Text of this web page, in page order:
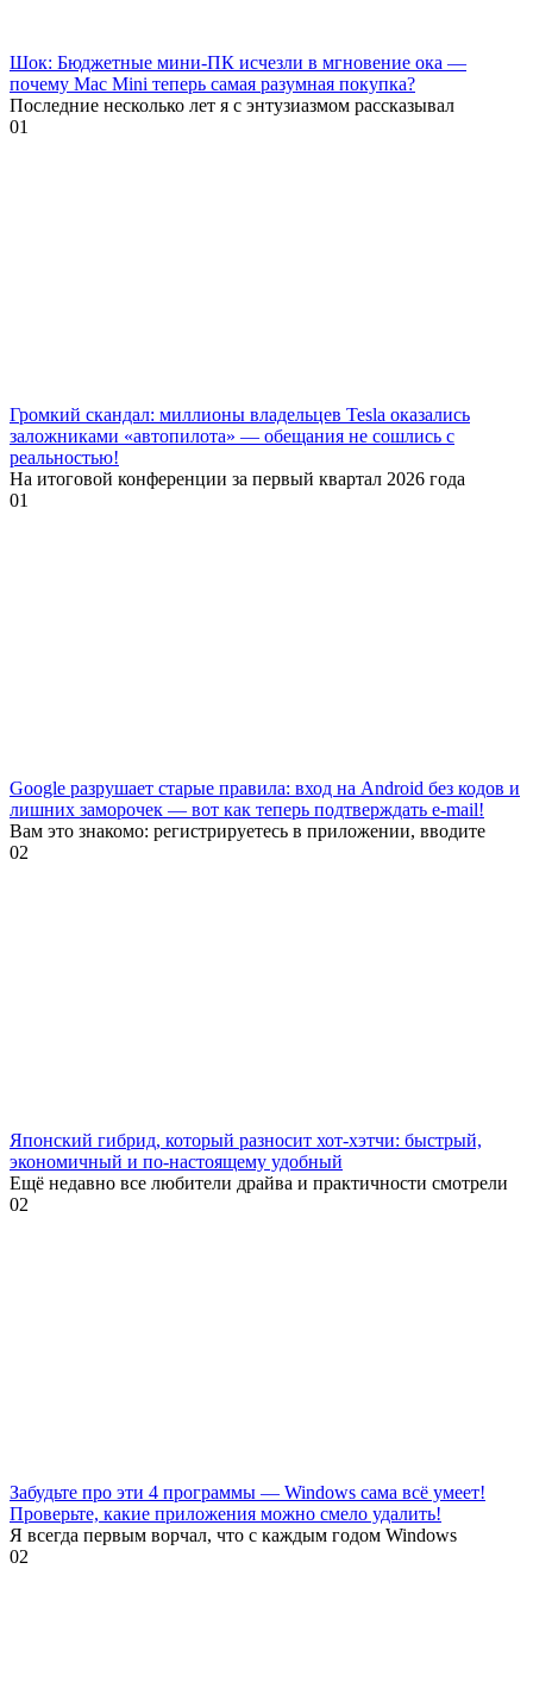
Шок: Бюджетные мини-ПК исчезли в мгновение ока —
почему Mac Mini теперь самая разумная покупка?
Последние несколько лет я с энтузиазмом рассказывал
01
Громкий скандал: миллионы владельцев Tesla оказались
заложниками «автопилота» — обещания не сошлись с
реальностью!
На итоговой конференции за первый квартал 2026 года
01
Google разрушает старые правила: вход на Android без кодов и
лишних заморочек — вот как теперь подтверждать e-mail!
Вам это знакомо: регистрируетесь в приложении, вводите
02
Японский гибрид, который разносит хот-хэтчи: быстрый,
экономичный и по-настоящему удобный
Ещё недавно все любители драйва и практичности смотрели
02
Забудьте про эти 4 программы — Windows сама всё умеет!
Проверьте, какие приложения можно смело удалить!
Я всегда первым ворчал, что с каждым годом Windows
02